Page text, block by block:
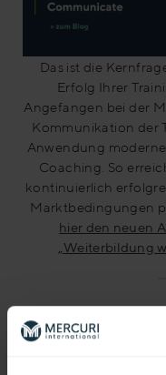
Das ist die
Erfolg Ihrer
Angefangen bei der
Kommunikation der
Anwendung
Coaching. So
kontinuierlich
Marktbedingungen
hier den neuen
„Weiterbildung